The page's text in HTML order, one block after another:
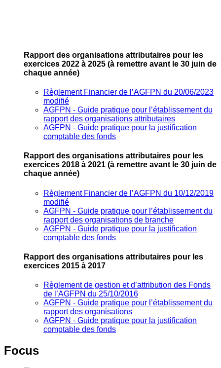
Rapport des organisations attributaires pour les
exercices 2022 à 2025 (à remettre avant le 30 juin de
chaque année)
Règlement Financier de l’AGFPN du 20/06/2023
modifié
AGFPN ‐ Guide pratique pour l’établissement du
rapport des organisations attributaires
AGFPN ‐ Guide pratique pour la justification
comptable des fonds
Rapport des organisations attributaires pour les
exercices 2018 à 2021 (à remettre avant le 30 juin de
chaque année)
Règlement Financier de l’AGFPN du 10/12/2019
modifié
AGFPN ‐ Guide pratique pour l’établissement du
rapport des organisations de branche
AGFPN ‐ Guide pratique pour la justification
comptable des fonds
Rapport des organisations attributaires pour les
exercices 2015 à 2017
Règlement de gestion et d’attribution des Fonds
de l’AGFPN du 25/10/2016
AGFPN ‐ Guide pratique pour l’établissement du
rapport des organisations
AGFPN ‐ Guide pratique pour la justification
comptable des fonds
Focus